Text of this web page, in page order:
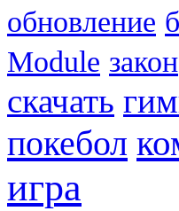
обновление
Module закон
скачать
покебол
игра